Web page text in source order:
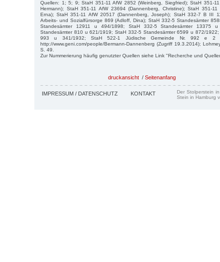
Quellen: 1; 5; 9; StaH 351-11 AfW 2852 (Weinberg, Siegfried); StaH 351-
Hermann); StaH 351-11 AfW 23694 (Dannenberg, Christine); StaH 351-
Erna); StaH 351-11 AfW 20517 (Dannenberg, Joseph); StaH 332-7 B III
Arbeits- und Sozialfürsorge 869 (Adloff, Dina); StaH 332-5 Standesämter
Standesämter 12911 u 494/1898; StaH 332-5 Standesämter 13375
Standesämter 810 u 621/1919; StaH 332-5 Standesämter 6599 u 872/
993 u 341/1932; StaH 522-1 Jüdische Gemeinde Nr. 992 e 2
http://www.geni.com/people/Bermann-Dannenberg (Zugriff 19.3.2014);
S. 49.
Zur Nummerierung häufig genutzter Quellen siehe Link "Recherche und
druckansicht / Seitenanfang
IMPRESSUM / DATENSCHUTZ KONTAKT
Der Stolperstein
Stein in Hamburg